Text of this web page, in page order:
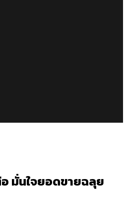
มั่นใจยอดขายฉลุย